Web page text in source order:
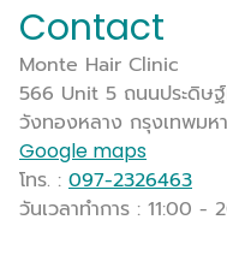
Contact
Monte Hair Clinic
566 Unit 5 ถนนประดิษ
วังทองหลาง กรุงเทพมห
Google maps
โทร. : 097-2326463
วันเวลาทำการ : 11:00